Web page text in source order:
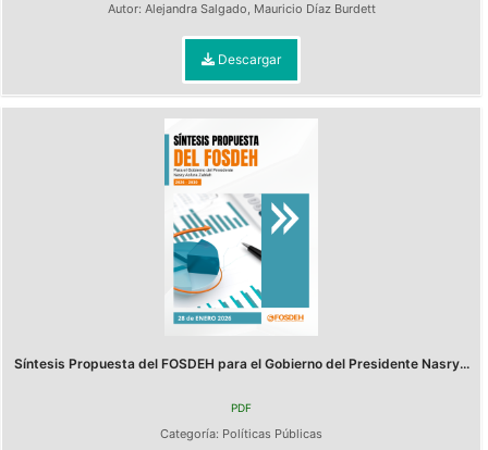
Autor: Alejandra Salgado, Mauricio Díaz Burdett
Descargar
Síntesis Propuesta del FOSDEH para el Gobierno del Presidente Nasry...
PDF
Categoría: Políticas Públicas